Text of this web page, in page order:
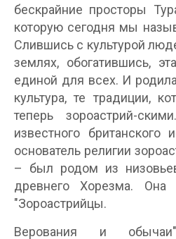
бескрайние просторы
которую сегодня мы
Слившись с культурой
землях, обогатившись,
единой для всех. И
культура, те традиции,
теперь зороастрий-
известного британского
основатель религии
– был родом из
древнего Хорезма.
"Зороастрийцы.
Верования и